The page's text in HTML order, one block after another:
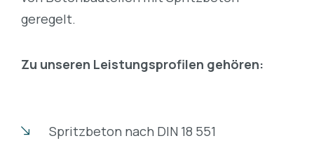
geregelt.
Zu unseren Leistungsprofilen gehören:
Spritzbeton nach DIN 18 551